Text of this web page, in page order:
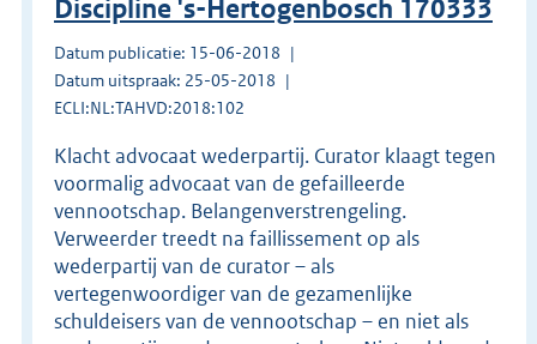
Discipline 's-Hertogenbosch 170333
Datum publicatie: 15-06-2018
Datum uitspraak: 25-05-2018
ECLI:NL:TAHVD:2018:102
Klacht advocaat wederpartij. Curator klaagt tegen
voormalig advocaat van de gefailleerde
vennootschap. Belangenverstrengeling.
Verweerder treedt na faillissement op als
wederpartij van de curator – als
vertegenwoordiger van de gezamenlijke
schuldeisers van de vennootschap – en niet als